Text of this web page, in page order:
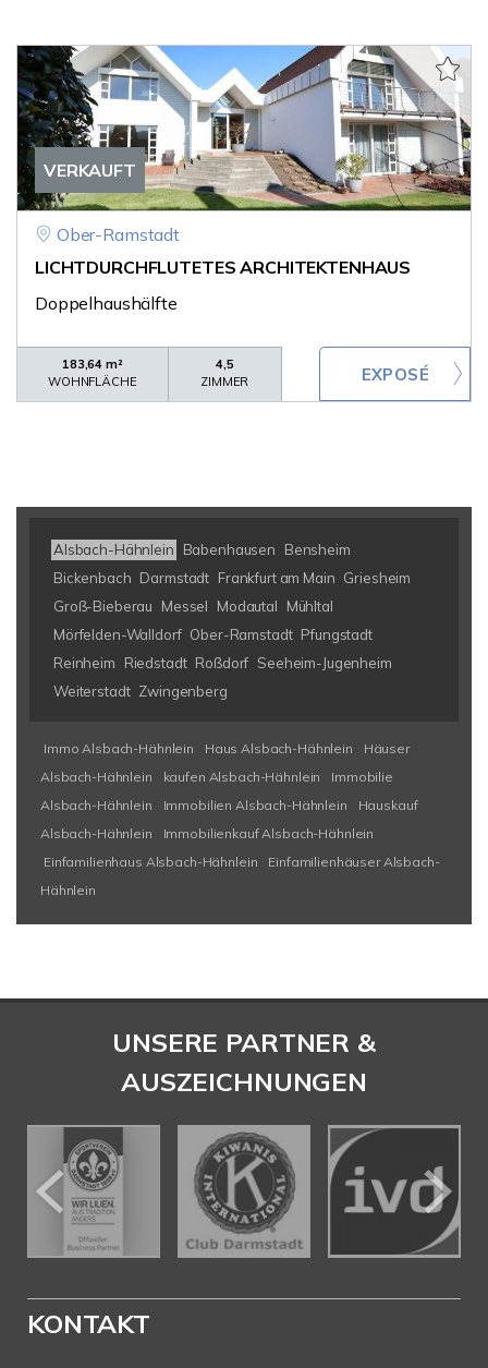
VERKAUFT
Ober-Ramstadt
LICHTDURCHFLUTETES ARCHITEKTENHAUS
Doppelhaushälfte
183,64 m²
WOHNFLÄCHE
4,5
ZIMMER
Alsbach-Hähnlein Babenhausen
Bensheim
Bickenbach Darmstadt Frankfurt am Main Griesheim
Groß-Bieberau
Messel Modautal
Mühltal
Mörfelden-Walldorf Ober-Ramstadt Pfungstadt
Reinheim
Riedstadt Roßdorf Seeheim-Jugenheim
Weiterstadt Zwingenberg
Immo Alsbach-Hähnlein Haus Alsbach-Hähnlein
Häuser
Alsbach-Hähnlein
kaufen Alsbach-Hähnlein
Immobilie
Alsbach-Hähnlein
Immobilien Alsbach-Hähnlein
Hauskauf
Alsbach-Hähnlein
Immobilienkauf Alsbach-Hähnlein
Einfamilienhaus Alsbach-Hähnlein
Einfamilienhäuser Alsbach-
Hähnlein
UNSERE PARTNER &
AUSZEICHNUNGEN
KONTAKT